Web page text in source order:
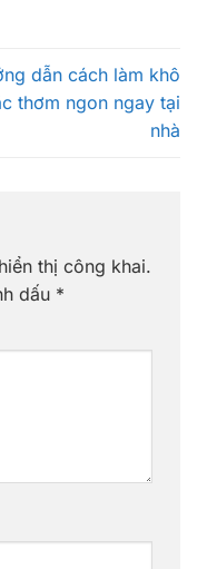
dẫn cách làm khô
thơm ngon ngay tại
nhà
thị công khai.
dấu *